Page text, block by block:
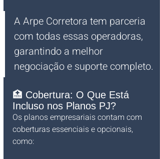
A Arpe Corretora tem parceria
com todas essas operadoras,
garantindo a melhor
negociação e suporte completo.
🏥 Cobertura: O Que Está
Incluso nos Planos PJ?
Os planos empresariais contam com
coberturas essenciais e opcionais,
como: